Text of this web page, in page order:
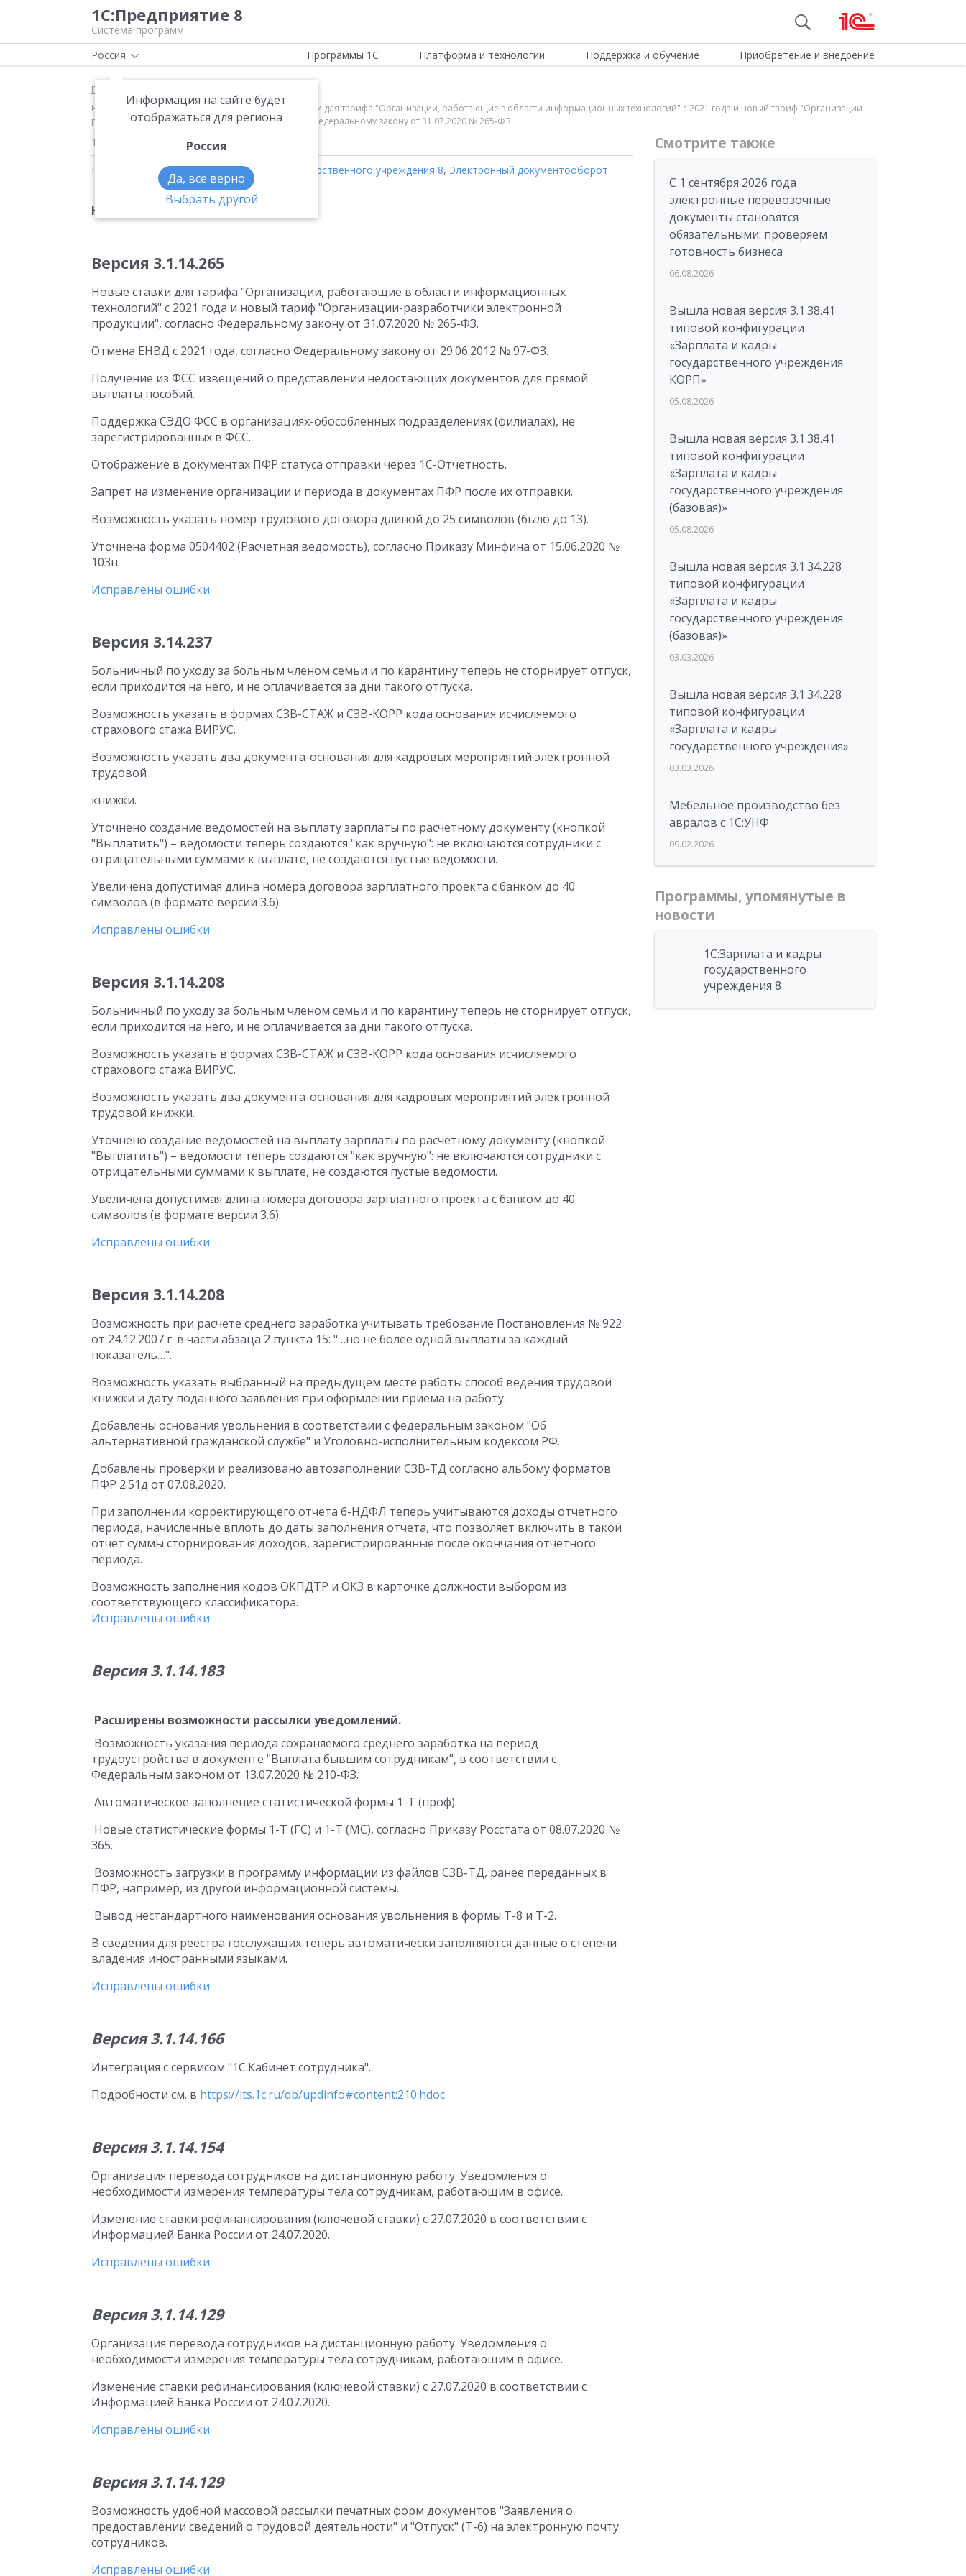
1С:Предприятие 8
Система программ
Россия
Информация на сайте будет
отображаться для региона
Россия
Да, все верно
Выбрать другой
Программы 1С Платформа и технологии Поддержка и обучение Приобретение и внедрение
Главная
Новое в версии 3.1.14 Версия 3.1.14.265 Новые ставки для тарифа "Организации, работающие в области информационных технологий" с 2021 года и новый тариф "Организации-
разработчики электронной продукции", согласно Федеральному закону от 31.07.2020 № 265-ФЗ
15.10.2020
Новости на тему:1С:Зарплата и кадры государственного учреждения 8, Электронный документооборот
Новое в версии 3.1.14
Версия 3.1.14.265
Новые ставки для тарифа "Организации, работающие в области информационных
технологий" с 2021 года и новый тариф "Организации-разработчики электронной
продукции", согласно Федеральному закону от 31.07.2020 № 265-ФЗ.
Отмена ЕНВД с 2021 года, согласно Федеральному закону от 29.06.2012 № 97-ФЗ.
Получение из ФСС извещений о представлении недостающих документов для прямой
выплаты пособий.
Поддержка СЭДО ФСС в организациях-обособленных подразделениях (филиалах), не
зарегистрированных в ФСС.
Отображение в документах ПФР статуса отправки через 1С-Отчетность.
Запрет на изменение организации и периода в документах ПФР после их отправки.
Возможность указать номер трудового договора длиной до 25 символов (было до 13).
Уточнена форма 0504402 (Расчетная ведомость), согласно Приказу Минфина от 15.06.2020 №
103н.
Исправлены ошибки
Версия 3.14.237
Больничный по уходу за больным членом семьи и по карантину теперь не сторнирует отпуск,
если приходится на него, и не оплачивается за дни такого отпуска.
Возможность указать в формах СЗВ-СТАЖ и СЗВ-КОРР кода основания исчисляемого
страхового стажа ВИРУС.
Возможность указать два документа-основания для кадровых мероприятий электронной
трудовой
книжки.
Уточнено создание ведомостей на выплату зарплаты по расчётному документу (кнопкой
"Выплатить") – ведомости теперь создаются "как вручную": не включаются сотрудники с
отрицательными суммами к выплате, не создаются пустые ведомости.
Увеличена допустимая длина номера договора зарплатного проекта с банком до 40
символов (в формате версии 3.6).
Исправлены ошибки
Версия 3.1.14.208
Больничный по уходу за больным членом семьи и по карантину теперь не сторнирует отпуск,
если приходится на него, и не оплачивается за дни такого отпуска.
Возможность указать в формах СЗВ-СТАЖ и СЗВ-КОРР кода основания исчисляемого
страхового стажа ВИРУС.
Возможность указать два документа-основания для кадровых мероприятий электронной
трудовой книжки.
Уточнено создание ведомостей на выплату зарплаты по расчётному документу (кнопкой
"Выплатить") – ведомости теперь создаются "как вручную": не включаются сотрудники с
отрицательными суммами к выплате, не создаются пустые ведомости.
Увеличена допустимая длина номера договора зарплатного проекта с банком до 40
символов (в формате версии 3.6).
Исправлены ошибки
Версия 3.1.14.208
Возможность при расчете среднего заработка учитывать требование Постановления № 922
от 24.12.2007 г. в части абзаца 2 пункта 15: "…но не более одной выплаты за каждый
показатель…".
Возможность указать выбранный на предыдущем месте работы способ ведения трудовой
книжки и дату поданного заявления при оформлении приема на работу.
Добавлены основания увольнения в соответствии с федеральным законом "Об
альтернативной гражданской службе" и Уголовно-исполнительным кодексом РФ.
Добавлены проверки и реализовано автозаполнении СЗВ-ТД согласно альбому форматов
ПФР 2.51д от 07.08.2020.
При заполнении корректирующего отчета 6-НДФЛ теперь учитываются доходы отчетного
периода, начисленные вплоть до даты заполнения отчета, что позволяет включить в такой
отчет суммы сторнирования доходов, зарегистрированные после окончания отчетного
периода.
Возможность заполнения кодов ОКПДТР и ОКЗ в карточке должности выбором из
соответствующего классификатора.
Исправлены ошибки
Версия 3.1.14.183
Расширены возможности рассылки уведомлений.
Возможность указания периода сохраняемого среднего заработка на период
трудоустройства в документе "Выплата бывшим сотрудникам", в соответствии с
Федеральным законом от 13.07.2020 № 210-ФЗ.
Автоматическое заполнение статистической формы 1-Т (проф).
Новые статистические формы 1-Т (ГС) и 1-Т (МС), согласно Приказу Росстата от 08.07.2020 №
365.
Возможность загрузки в программу информации из файлов СЗВ-ТД, ранее переданных в
ПФР, например, из другой информационной системы.
Вывод нестандартного наименования основания увольнения в формы Т-8 и Т-2.
В сведения для реестра госслужащих теперь автоматически заполняются данные о степени
владения иностранными языками.
Исправлены ошибки
Версия 3.1.14.166
Интеграция с сервисом "1С:Кабинет сотрудника".
Подробности см. в https://its.1c.ru/db/updinfo#content:210:hdoc
Версия 3.1.14.154
Организация перевода сотрудников на дистанционную работу. Уведомления о
необходимости измерения температуры тела сотрудникам, работающим в офисе.
Изменение ставки рефинансирования (ключевой ставки) с 27.07.2020 в соответствии с
Информацией Банка России от 24.07.2020.
Исправлены ошибки
Версия 3.1.14.129
Организация перевода сотрудников на дистанционную работу. Уведомления о
необходимости измерения температуры тела сотрудникам, работающим в офисе.
Изменение ставки рефинансирования (ключевой ставки) с 27.07.2020 в соответствии с
Информацией Банка России от 24.07.2020.
Исправлены ошибки
Версия 3.1.14.129
Возможность удобной массовой рассылки печатных форм документов "Заявления о
предоставлении сведений о трудовой деятельности" и "Отпуск" (Т-6) на электронную почту
сотрудников.
Исправлены ошибки
Смотрите также
С 1 сентября 2026 года
электронные перевозочные
документы становятся
обязательными: проверяем
готовность бизнеса
06.08.2026
Вышла новая версия 3.1.38.41
типовой конфигурации
«Зарплата и кадры
государственного учреждения
КОРП»
05.08.2026
Вышла новая версия 3.1.38.41
типовой конфигурации
«Зарплата и кадры
государственного учреждения
(базовая)»
05.08.2026
Вышла новая версия 3.1.34.228
типовой конфигурации
«Зарплата и кадры
государственного учреждения
(базовая)»
03.03.2026
Вышла новая версия 3.1.34.228
типовой конфигурации
«Зарплата и кадры
государственного учреждения»
03.03.2026
Мебельное производство без
авралов с 1С:УНФ
09.02.2026
Программы, упомянутые в
новости
1С:Зарплата и кадры
государственного
учреждения 8